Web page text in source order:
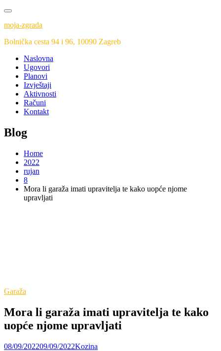
Skip
content
moja-zgrada
Bolnička cesta 94 i 96, 10090 Zagreb
Naslovna
Ugovori
Planovi
Izvještaji
Aktivnosti
Računi
Kontakt
Blog
Home
2022
rujan
8
Mora li garaža imati upravitelja te kako uopće njome
upravljati
Garaža
Mora li garaža imati upravitelja te kako
uopće njome upravljati
08/09/202209/09/2022Kozina